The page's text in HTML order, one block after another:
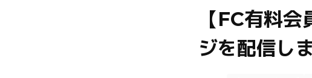
【FC有料
ジを配信し